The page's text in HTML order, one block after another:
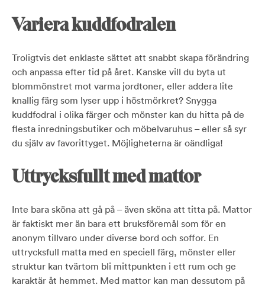
Variera kuddfodralen
Troligtvis det enklaste sättet att snabbt skapa förändring
och anpassa efter tid på året. Kanske vill du byta ut
blommönstret mot varma jordtoner, eller addera lite
knallig färg som lyser upp i höstmörkret? Snygga
kuddfodral i olika färger och mönster kan du hitta på de
flesta inredningsbutiker och möbelvaruhus – eller så syr
du själv av favorittyget. Möjligheterna är oändliga!
Uttrycksfullt med mattor
Inte bara sköna att gå på – även sköna att titta på. Mattor
är faktiskt mer än bara ett bruksföremål som för en
anonym tillvaro under diverse bord och soffor. En
uttrycksfull matta med en speciell färg, mönster eller
struktur kan tvärtom bli mittpunkten i ett rum och ge
karaktär åt hemmet. Med mattor kan man dessutom på